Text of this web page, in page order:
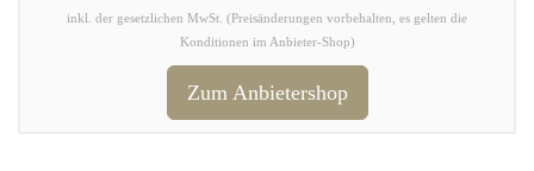
inkl. der gesetzlichen MwSt. (Preisänderungen vorbehalten, es gelten die
Konditionen im Anbieter-Shop)
Zum Anbietershop